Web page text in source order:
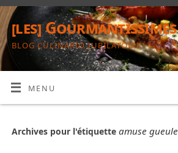
[les] Gourmantissimes
BLOG CULINARIO-JUBILATOIRE
MENU
Archives pour l'étiquette amuse gueule